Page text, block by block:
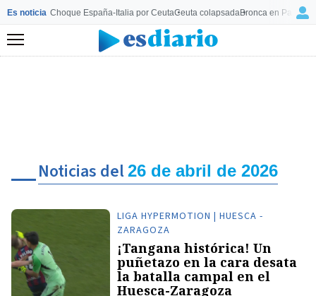
Es noticia Choque España-Italia por CeutaCeuta colapsadaBronca en Palma
Menú
Noticias del26 de abril de 2026
LIGA HYPERMOTION | HUESCA -
ZARAGOZA
¡Tangana histórica! Un
puñetazo en la cara desata
la batalla campal en el
Huesca-Zaragoza